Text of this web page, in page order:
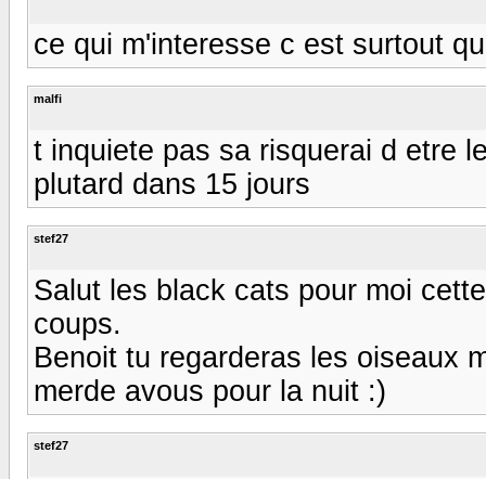
ce qui m'interesse c est surtout
malfi
t inquiete pas sa risquerai d etre
plutard dans 15 jours
stef27
Salut les black cats pour moi
coups.
Benoit tu regarderas les oiseaux
merde avous pour la nuit :)
stef27